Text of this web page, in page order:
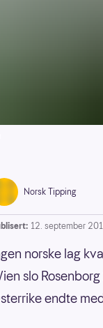
Norsk Tipping
12. september
norske lag
slo
endte